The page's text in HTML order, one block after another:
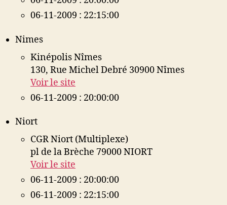
06-11-2009 : 22:15:00
Nimes
Kinépolis Nîmes
130, Rue Michel Debré 30900 Nîmes
Voir le site
06-11-2009 : 20:00:00
Niort
CGR Niort (Multiplexe)
pl de la Brèche 79000 NIORT
Voir le site
06-11-2009 : 20:00:00
06-11-2009 : 22:15:00